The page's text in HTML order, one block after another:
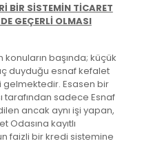
BİR SİSTEMİN TİCARET
GEÇERLİ OLMASI
başında; küçük
duyduğu esnaf kefalet
Esasen bir
tarafından sadece Esnaf
ancak aynı işi yapan,
kayıtlı
faizli bir kredi sistemine